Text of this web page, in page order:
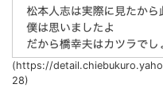
(https://
28)